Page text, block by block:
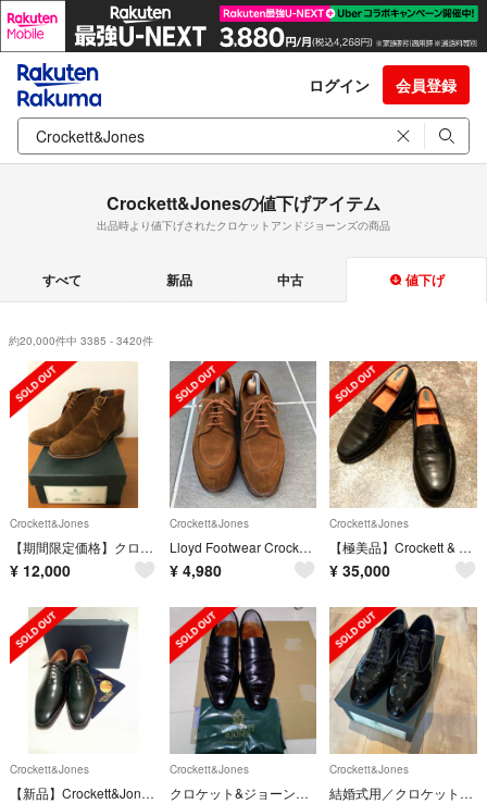
ログイン 会員登録
Crockett&Jonesの値下げアイテム
出品時より値下げされたクロケットアンドジョーンズの商品
すべて 新品 中古 値下げ
約20,000件中 3385 - 3420件
Crockett&Jones
【期間限定価格】クロケット&ジョーンズCHUKA SNUFF SUEDE
¥ 12,000
Crockett&Jones
Lloyd Footwear Crockett&Jones スエードUチップ
¥ 4,980
Crockett&Jones
【極美品】Crockett & Jones ローファー 8E
¥ 35,000
Crockett&Jones
【新品】Crockett&Jones【クロケット&ジョーンズ】Alex 81/2
Crockett&Jones
クロケット&ジョーンズ ローファー
Crockett&Jones
結婚式用／クロケット＆ジョーンズ（CROCKETT＆JONES） CHEAM